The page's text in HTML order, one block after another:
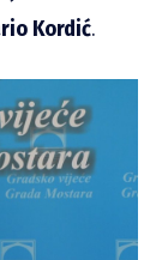
Kordić.